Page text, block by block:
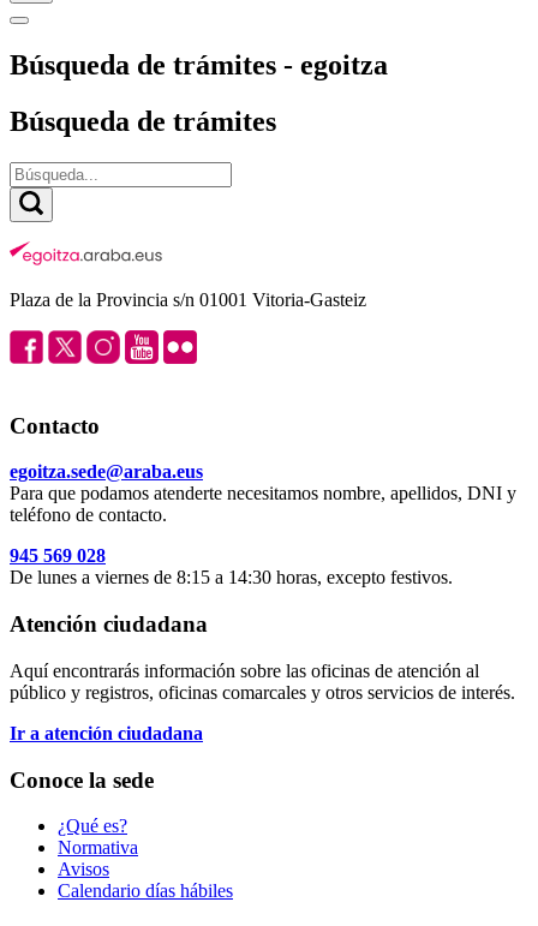
Búsqueda de trámites - egoitza
Búsqueda de trámites
Plaza de la Provincia s/n 01001 Vitoria-Gasteiz
Contacto
egoitza.sede@araba.eus
Para que podamos atenderte necesitamos nombre, apellidos, DNI y
teléfono de contacto.
945 569 028
De lunes a viernes de 8:15 a 14:30 horas, excepto festivos.
Atención ciudadana
Aquí encontrarás información sobre las oficinas de atención al
público y registros, oficinas comarcales y otros servicios de interés.
Ir a atención ciudadana
Conoce la sede
¿Qué es?
Normativa
Avisos
Calendario días hábiles